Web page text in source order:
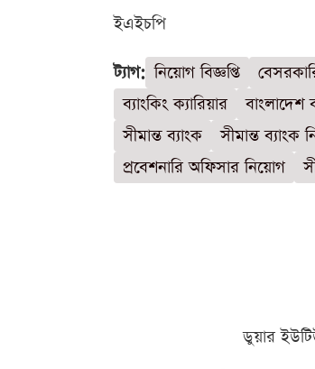
ইএইচপি
ট্যাগ: নিয়োগ বিজ্ঞপ্তি
ব্যাংকিং ক্যারিয়ার
বাংলাদেশ
সীমান্ত ব্যাংক
সীমান্ত ব্যাংক
প্রবেশনারি অফিসার নিয়োগ
ডুয়ার